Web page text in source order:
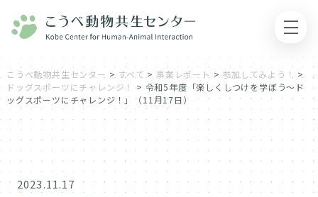
こうべ動物共生センター > すべて > 事業レポート > 参加してみよう！
>
ドッグスポーツにチャレンジ！ > 令和5年度「楽しくしつけを学ぼう～ド
ッグスポーツにチャレンジ！」（11月17日）
2023.11.17